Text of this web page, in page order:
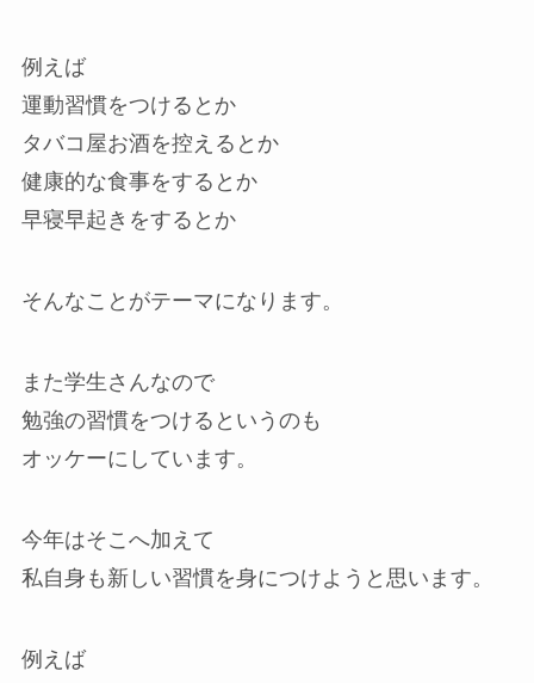
例えば
運動習慣をつけるとか
タバコ屋お酒を控えるとか
健康的な食事をするとか
早寝早起きをするとか
そんなことがテーマになります。
また学生さんなので
勉強の習慣をつけるというのも
オッケーにしています。
今年はそこへ加えて
私自身も新しい習慣を身につけようと思います。
例えば